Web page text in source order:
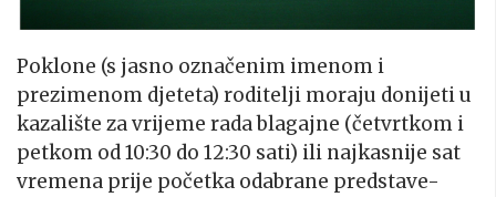
Poklone (s jasno označenim imenom i
prezimenom djeteta) roditelji moraju donijeti u
kazalište za vrijeme rada blagajne (četvrtkom i
petkom od 10:30 do 12:30 sati) ili najkasnije sat
vremena prije početka odabrane predstave-